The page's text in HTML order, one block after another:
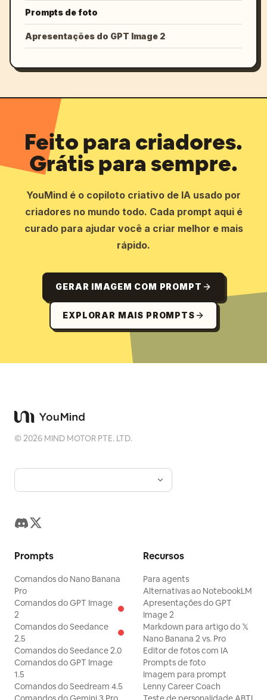
Prompts de foto
Apresentações do GPT Image 2
Feito para criadores.
Grátis para sempre.
YouMind é o copiloto criativo de IA usado por
criadores no mundo todo. Cada prompt aqui é
curado para ajudar você a criar melhor e mais
rápido.
GERAR IMAGEM COM PROMPT
EXPLORAR MAIS PROMPTS
©2026 MIND MOTOR PTE. LTD.
Prompts
Comandos do Nano Banana
Pro
Comandos do GPT Image
2
Comandos do Seedance
2.5
Comandos do Seedance 2.0
Comandos do GPT Image
1.5
Comandos do Seedream 4.5
Recursos
Para agents
Alternativas ao NotebookLM
Apresentações do GPT
Image 2
Markdown para artigo do 𝕏
Nano Banana 2 vs. Pro
Editor de fotos com IA
Prompts de foto
Imagem para prompt
Lenny Career Coach